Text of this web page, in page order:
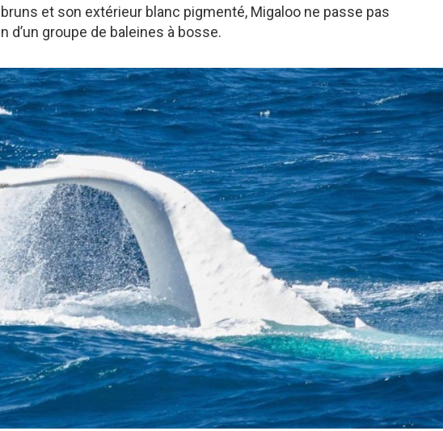
et son extérieur blanc pigmenté, Migaloo ne passe pas
d’un groupe de baleines à bosse.